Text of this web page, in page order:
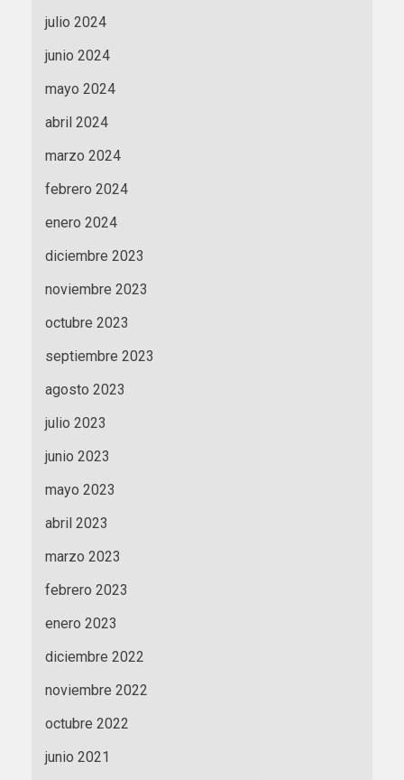
julio 2024
junio 2024
mayo 2024
abril 2024
marzo 2024
febrero 2024
enero 2024
diciembre 2023
noviembre 2023
octubre 2023
septiembre 2023
agosto 2023
julio 2023
junio 2023
mayo 2023
abril 2023
marzo 2023
febrero 2023
enero 2023
diciembre 2022
noviembre 2022
octubre 2022
junio 2021